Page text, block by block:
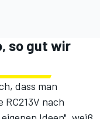
so gut wir
dass man
nach